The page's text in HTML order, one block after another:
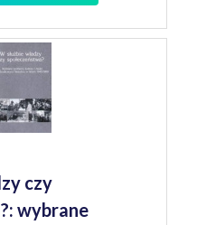
czy
wybrane